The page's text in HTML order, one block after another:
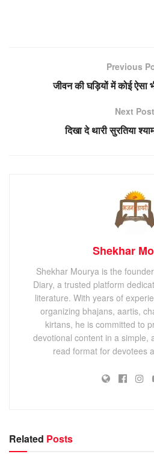
Previous
जीवन की घड़ियों में कोई
Next Post
दिखा दे थारी सुरतिया
Shekhar
Shekhar Mourya is the
Diary, a trusted platform
literature. With years of
organizing bhajans, aartis,
kirtans, he is committed to
devotional content in a simple,
read format for devotees
Related Posts